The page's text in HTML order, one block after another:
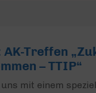
Treffen
– TTIP“
mit einem